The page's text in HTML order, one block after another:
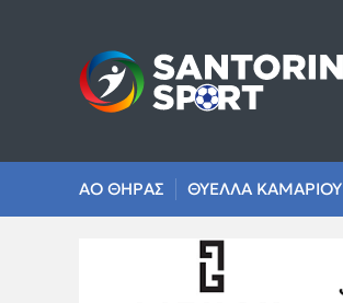
ΑΟ ΘΗΡΑΣ ΘΥΕΛΛΑ ΚΑΜΑΡΙΟΥ